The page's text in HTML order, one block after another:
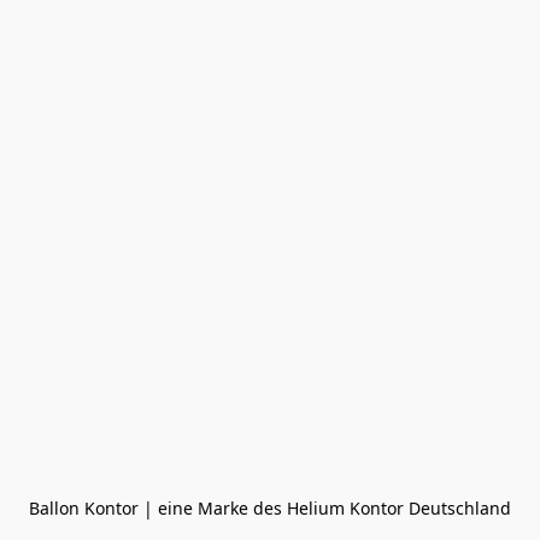
Ballon Kontor | eine Marke des Helium Kontor Deutschland